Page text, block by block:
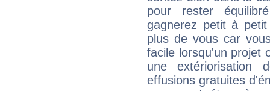
pour rester
gagnerez petit à
plus de vous car
facile lorsqu'un projet
une extériorisation
effusions gratuites